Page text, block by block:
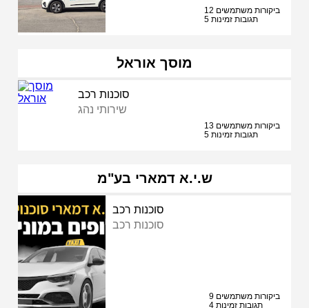
12 ביקורות משתמשים
5 תגובות זמינות
מוסך אוראל
סוכנות רכב
שירותי נהג
13 ביקורות משתמשים
5 תגובות זמינות
ש.י.א דמארי בע"מ
סוכנות רכב
סוכנות רכב
9 ביקורות משתמשים
4 תגובות זמינות